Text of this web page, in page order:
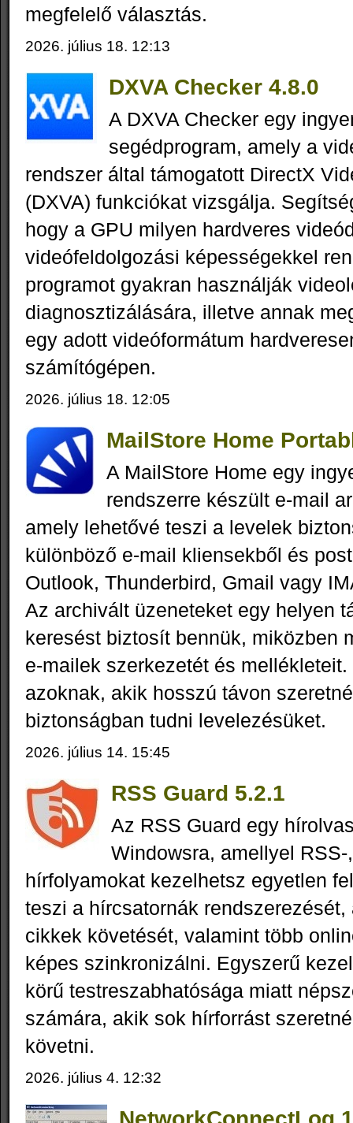
megfelelő választás.
2026. július 18. 12:13
DXVA Checker 4.8.0
A DXVA Checker egy
segédprogram, amely a
rendszer által támogatott DirectX
(DXVA) funkciókat vizsgálja.
hogy a GPU milyen hardveres
videófeldolgozási képességekkel
programot gyakran használják
diagnosztizálására, illetve annak
egy adott videóformátum
számítógépen.
2026. július 18. 12:05
MailStore Home
A MailStore Home egy
rendszerre készült e-mail
amely lehetővé teszi a levelek
különböző e-mail kliensekből és
Outlook, Thunderbird, Gmail vagy
Az archivált üzeneteket egy helyen
keresést biztosít bennük, miközben
e-mailek szerkezetét és
azoknak, akik hosszú távon
biztonságban tudni levelezésüket.
2026. július 14. 15:45
RSS Guard 5.2.1
Az RSS Guard egy
Windowsra, amellyel
hírfolyamokat kezelhetsz egyetlen
teszi a hírcsatornák rendszerezését,
cikkek követését, valamint több
képes szinkronizálni. Egyszerű
körű testreszabhatósága miatt
számára, akik sok hírforrást
követni.
2026. július 4. 12:32